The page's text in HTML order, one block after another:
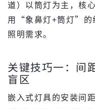
道）以筒灯为主，核
用“象鼻灯+筒灯”的
照明需求。
关键技巧一：间
盲区
嵌入式灯具的安装间